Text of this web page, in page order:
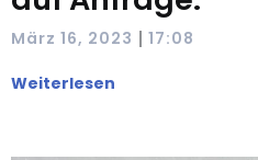
März 16, 2023 | 17:08
Weiterlesen